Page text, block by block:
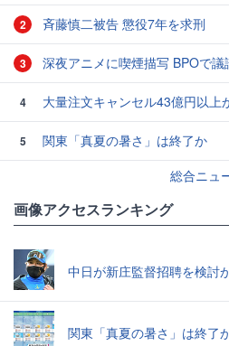
2 斉藤慎二被告 懲役7年を求刑
3 深夜アニメに喫煙描写 BPOで議
4 大量注文キャンセル43億円以上
5
関東「真夏の暑さ」は終了か
総合ニュ
画像アクセスランキング
中日が新庄監督招聘を検討
関東「真夏の暑さ」は終了